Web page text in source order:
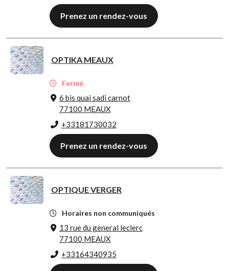
Prenez un rendez-vous
OPTIKA MEAUX
Fermé
6 bis quai sadi carnot
77100 MEAUX
+33181730032
Prenez un rendez-vous
OPTIQUE VERGER
Horaires non communiqués
13 rue du general leclerc
77100 MEAUX
+33164340935